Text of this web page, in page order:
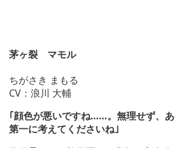
茅ヶ裂 マモル
ちがさき まもる
CV：浪川 大輔
｢顔色が悪いですね……。無理せず、
第一に考えてくださいね｣